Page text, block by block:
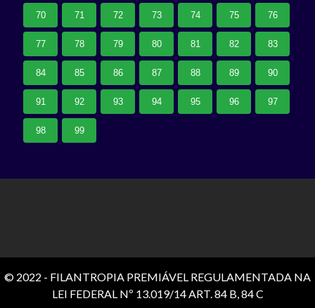
70 71 72 73 74 75 76
77 78 79 80 81 82 83
84 85 86 87 88 89 90
91 92 93 94 95 96 97
98 99
© 2022 - FILANTROPIA PREMIÁVEL REGULAMENTADA NA
LEI FEDERAL Nº 13.019/14 ART. 84 B, 84 C